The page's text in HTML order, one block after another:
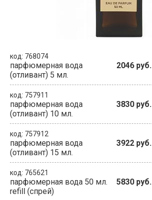
код: 768074
парфюмерная вода
(отливант) 5 мл.
2046 руб.
код: 757911
парфюмерная вода
(отливант) 10 мл.
3830 руб.
код: 757912
парфюмерная вода
(отливант) 15 мл.
3922 руб.
код: 765621
парфюмерная вода 50 мл.
refill (спрей)
5830 руб.